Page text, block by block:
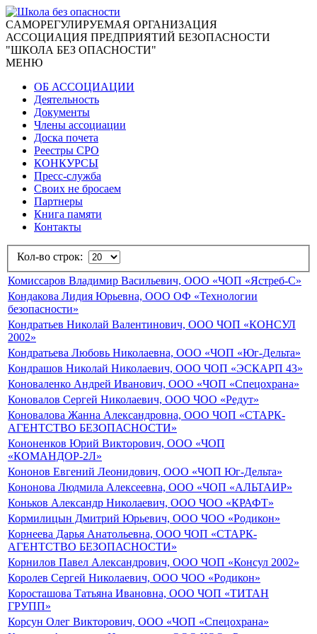
CАМОРЕГУЛИРУЕМАЯ ОРГАНИЗАЦИЯ
АССОЦИАЦИЯ ПРЕДПРИЯТИЙ БЕЗОПАСНОСТИ
"ШКОЛА БЕЗ ОПАСНОСТИ"
МЕНЮ
ОБ АССОЦИАЦИИ
Деятельность
Документы
Члены ассоциации
Доска почета
Реестры СРО
КОНКУРСЫ
Пресс-служба
Своих не бросаем
Партнеры
Книга памяти
Контакты
Кол-во строк:
Комиссаров Владимир Васильевич, ООО «ЧОП «Ястреб-С»
Кондакова Лидия Юрьевна, ООО ОФ «Технологии
безопасности»
Кондратьев Николай Валентинович, ООО ЧОП «КОНСУЛ
2002»
Кондратьева Любовь Николаевна, ООО «ЧОП «Юг-Дельта»
Кондрашов Николай Николаевич, ООО ЧОП «ЭСКАРП 43»
Коноваленко Андрей Иванович, ООО «ЧОП «Спецохрана»
Коновалов Сергей Николаевич, ООО ЧОО «Редут»
Коновалова Жанна Александровна, ООО ЧОП «СТАРК-
АГЕНТСТВО БЕЗОПАСНОСТИ»
Кононенков Юрий Викторович, ООО «ЧОП
«КОМАНДОР-2Л»
Кононов Евгений Леонидович, ООО «ЧОП Юг-Дельта»
Кононова Людмила Алексеевна, ООО «ЧОП «АЛЬТАИР»
Коньков Александр Николаевич, ООО ЧОО «КРАФТ»
Кормилицын Дмитрий Юрьевич, ООО ЧОО «Родикон»
Корнеева Дарья Анатольевна, ООО ЧОП «СТАРК-
АГЕНТСТВО БЕЗОПАСНОСТИ»
Корнилов Павел Александрович, ООО ЧОП «Консул 2002»
Королев Сергей Николаевич, ООО ЧОО «Родикон»
Коросташова Татьяна Ивановна, ООО ЧОП «ТИТАН
ГРУПП»
Корсун Олег Викторович, ООО «ЧОП «Спецохрана»